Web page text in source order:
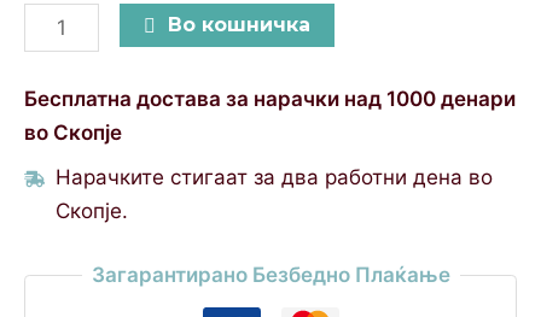
Во кошничка
Бесплатна достава за нарачки над 1000 денари
во Скопје
Нарачките стигаат за два работни дена во
Скопје.
Загарантирано Безбедно Плаќање